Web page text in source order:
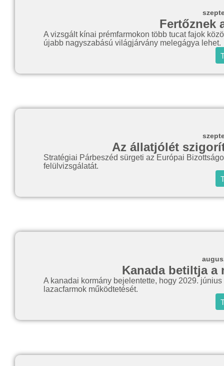
Fertőznek
A vizsgált kínai prémfarmokon több tucat fajok
újabb nagyszabású világjárvány melegágya lehet.
Az állatjólét
Stratégiai Párbeszéd sürgeti az Európai
felülvizsgálatát.
Kanada betiltja a
A kanadai kormány bejelentette, hogy 2029.
lazacfarmok működtetését.